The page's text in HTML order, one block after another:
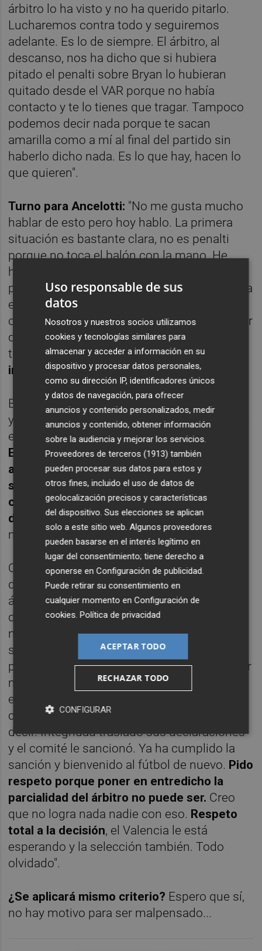
árbitro lo ha visto y no ha querido pitarlo.
Lucharemos contra todo y seguiremos
adelante. Es lo de siempre. El árbitro, al
descanso, nos ha dicho que si hubiera
pitado el penalti sobre Bryan lo hubieran
quitado desde el VAR porque no había
contacto y te lo tienes que tragar. Tampoco
podemos decir nada porque te sacan
amarilla como a mí al final del partido sin
haberlo dicho nada. Es lo que hay, hacen lo
que quieren".
Turno para Ancelotti: "No me gusta mucho
hablar de esto pero hoy hablo. La primera
situación es bastante clara, no es penalti
porque no toca el balón con la mano. He
hablado con Asensio y toca el balón con el
pecho, es verdad que tenía la mano izquierda
en una posición un poco rara, pero cubría el
cuerpo, no lo hacía más grande. Puede haber
duda si lo toca, pero simplemente no ha
tocado el balón con la mano,se lo han
inventado".
Bueno si al Real Madrid le han perjudicado...
y lo que predica el club es que haya igualdad
entre los clubes la respuesta está nítida.
Entiendo que la competición tendrá que
aplicarle también cuatro partidos de
sanción al entrenador del Real Madrid y a
cualquier otro jugador o técnico del resto
de clubes de Primeraque haga este tipo de
manifestaciones.
O si solo son para el capitán del Valencia,
debería salir esta semana el jefe de los
árbitros,Medina Cantalejo,a explicar la
diferencia de criterio. Más que nada porque
no se escondió al ser preguntado por la
sanción de Gayà y no retrocedió un ápice la
postura adoptada para alejar al de Pedreguer
más de un mes de los terrenos de juego: "En
el tema de sanciones, que no es
competencia de los árbitros, poco puedo
decir. Integridad trasladó sus declaraciones
y el comité le sancionó. Ya ha cumplido la
sanción y bienvenido al fútbol de nuevo. Pido
respeto porque poner en entredicho la
parcialidad del árbitro no puede ser. Creo
que no logra nada nadie con eso. Respeto
total a la decisión, el Valencia le está
esperando y la selección también. Todo
olvidado".
¿Se aplicará mismo criterio? Espero que sí,
no hay motivo para ser malpensado...
Uso responsable de sus
datos
Nosotros y nuestros socios utilizamos
cookies y tecnologías similares para
almacenar y acceder a información en su
dispositivo y procesar datos personales,
como su dirección IP, identificadores únicos
y datos de navegación, para ofrecer
anuncios y contenido personalizados, medir
anuncios y contenido, obtener información
sobre la audiencia y mejorar los servicios.
Proveedores de terceros (1913) también
pueden procesar sus datos para estos y
otros fines, incluido el uso de datos de
geolocalización precisos y características
del dispositivo. Sus elecciones se aplican
solo a este sitio web. Algunos proveedores
pueden basarse en el interés legítimo en
lugar del consentimiento; tiene derecho a
oponerse enConfiguración de publicidad.
Puede retirar su consentimiento en
cualquier momento enConfiguración de
cookies.Política de privacidad
ACEPTAR TODO
RECHAZAR TODO
CONFIGURAR